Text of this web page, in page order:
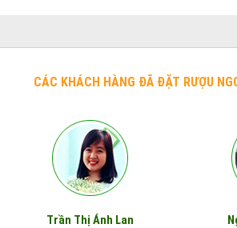
CÁC KHÁCH HÀNG ĐÃ ĐẶT RƯỢU
Trần Thị Ánh Lan